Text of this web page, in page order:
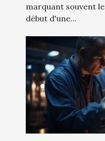
marquant souvent le
début d'une...